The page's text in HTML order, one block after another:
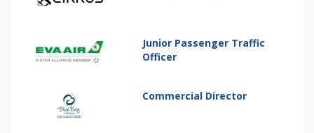
Junior Passenger Traffic
Officer
Commercial Director